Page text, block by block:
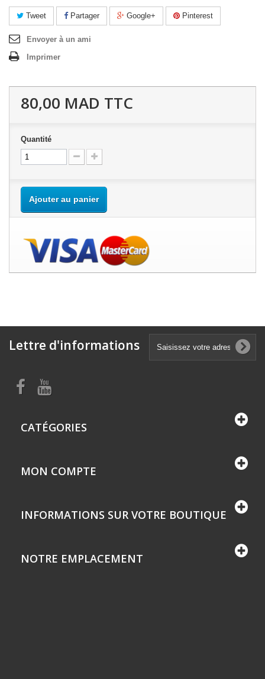
Tweet Partager Google+ Pinterest
Envoyer à un ami
Imprimer
80,00 MAD TTC
Quantité
Ajouter au panier
Lettre d'informations
CATÉGORIES
MON COMPTE
INFORMATIONS SUR VOTRE BOUTIQUE
NOTRE EMPLACEMENT